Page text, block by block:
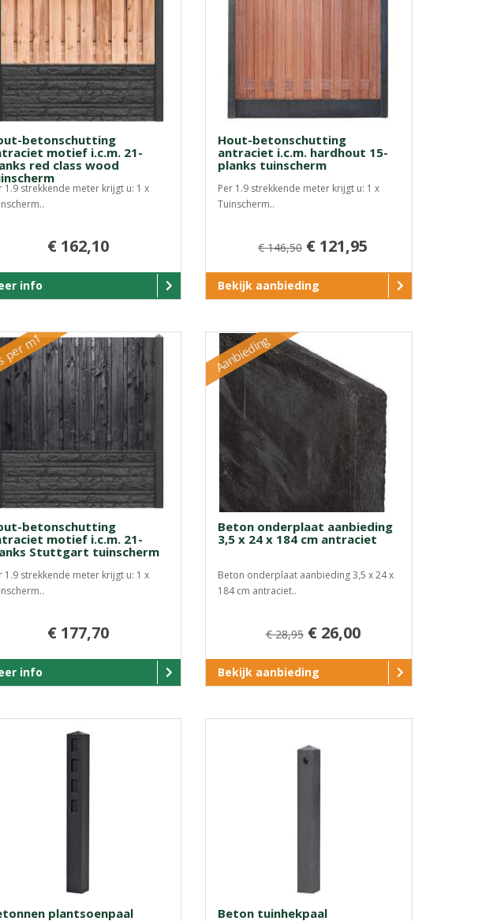
betonschutting
motief i.c.m. 21-
red class wood
1.9 strekkende meter krijgt u: 1 x
€ 162,10
info
Hout-betonschutting
antraciet i.c.m. hardhout 15-
planks tuinscherm
Per 1.9 strekkende meter krijgt u: 1 x
Tuinscherm..
€ 146,50 € 121,95
Bekijk aanbieding
m1
betonschutting
motief i.c.m. 21-
Stuttgart tuinscherm
1.9 strekkende meter krijgt u: 1 x
€ 177,70
info
Aanbieding
Beton onderplaat aanbieding
3,5 x 24 x 184 cm antraciet
Beton onderplaat aanbieding 3,5 x 24 x
184 cm antraciet..
€ 28,95 € 26,00
Bekijk aanbieding
plantsoenpaal
Beton tuinhekpaal